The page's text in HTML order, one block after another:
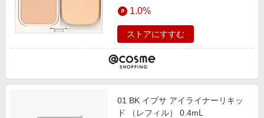
1.0%
ストアにすすむ
01 BK イプサ アイライナーリキッ
ド （レフィル） 0.4mL